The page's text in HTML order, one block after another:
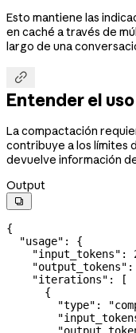
Esto mantiene las
en caché a través de
largo de una

Entender el uso
La compactación
contribuye a los límites
devuelve información
Output

{
  "usage"
: {
    "input_tokens"
:
    "output_tokens"
:
    "iterations"
: [
      {
        "type"
: